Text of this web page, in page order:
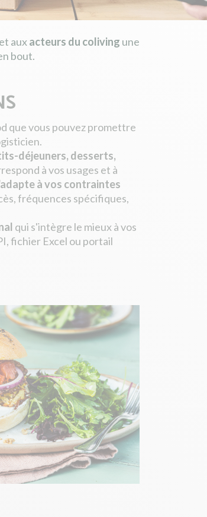
et auxacteurs du coliving une
bout.
que vous pouvez promettre
déjeuners, desserts,
à vos usages et à
à vos contraintes
fréquences spécifiques,
qui s'intègre le mieux à vos
fichier Excel ou portail